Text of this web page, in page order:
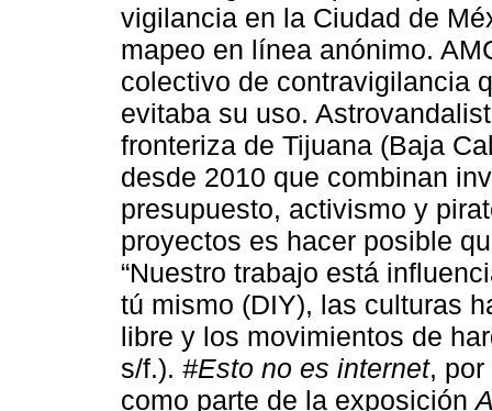
vigilancia en la Ciudad de
mapeo en línea anónimo.
colectivo de contravigilancia
evitaba su uso.
fronteriza de Tijuana (Baja
desde 2010 que combinan
presupuesto, activismo y
proyectos es hacer posible
“Nuestro trabajo está
tú mismo (DIY), las culturas
libre y los movimientos de
s/f.). #Esto no es internet, por
como parte de la exposición